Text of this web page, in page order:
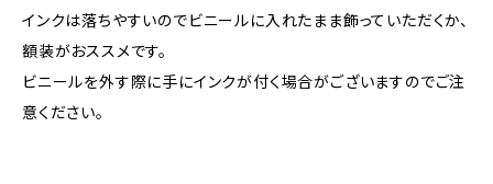
インクは落ちやすいのでビニールに入れたまま飾っていただくか、
額装がおススメです。
ビニールを外す際に手にインクが付く場合がございますのでご注
意ください。